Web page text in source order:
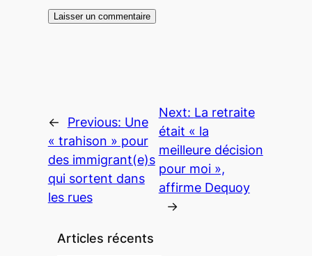
← Previous: Une
« trahison » pour
des immigrant(e)s
qui sortent dans
les rues
Next: La retraite
était « la
meilleure décision
pour moi »,
affirme Dequoy
→
Articles récents